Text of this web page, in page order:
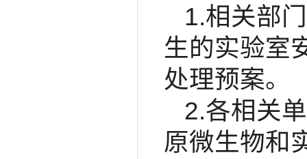
1.相关部
生的实验室
处理预案。
2.各相关
原微生物和